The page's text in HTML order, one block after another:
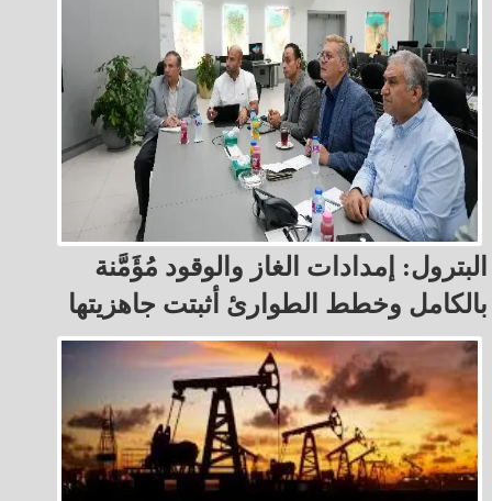
البترول: إمدادات الغاز والوقود مُؤَمَّنة
بالكامل وخطط الطوارئ أثبتت جاهزيتها